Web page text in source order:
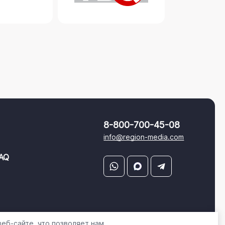
8-800-700-45-08
info@region-media.com
сайте, что позволяет нам